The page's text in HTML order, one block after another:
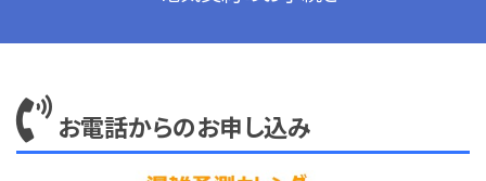
お電話からのお申し込み